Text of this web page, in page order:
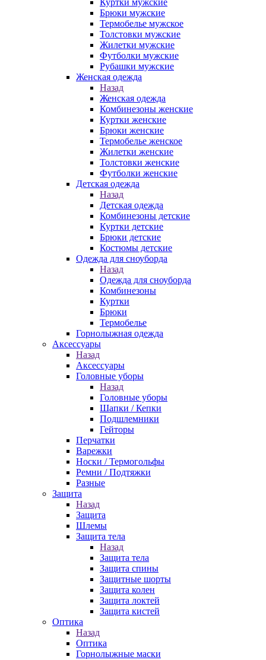
Куртки мужские
Брюки мужские
Термобелье мужское
Толстовки мужские
Жилетки мужские
Футболки мужские
Рубашки мужские
Женская одежда
Назад
Женская одежда
Комбинезоны женские
Куртки женские
Брюки женские
Термобелье женское
Жилетки женские
Толстовки женские
Футболки женские
Детская одежда
Назад
Детская одежда
Комбинезоны детские
Куртки детские
Брюки детские
Костюмы детские
Одежда для сноуборда
Назад
Одежда для сноуборда
Комбинезоны
Куртки
Брюки
Термобелье
Горнолыжная одежда
Аксессуары
Назад
Аксессуары
Головные уборы
Назад
Головные уборы
Шапки / Кепки
Подшлемники
Гейторы
Перчатки
Варежки
Носки / Термогольфы
Ремни / Подтяжки
Разные
Защита
Назад
Защита
Шлемы
Защита тела
Назад
Защита тела
Защита спины
Защитные шорты
Защита колен
Защита локтей
Защита кистей
Оптика
Назад
Оптика
Горнолыжные маски